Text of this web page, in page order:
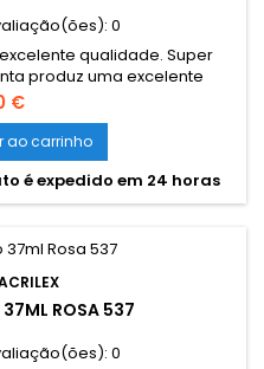
0
qualidade. Super
produz uma excelente
variedade de cores e
entre sí. Pode ser
ou carimbo, em tecidos de
Lavar o tecido antes da
para...
€
ao carrinho
é expedido em 24 horas
37ML ROSA 537
0